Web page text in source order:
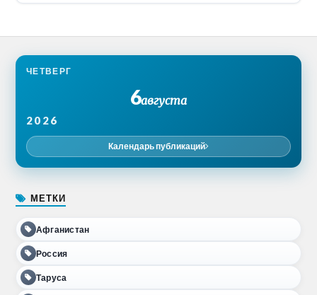
ЧЕТВЕРГ
6августа
2026
Календарь публикаций
МЕТКИ
Афганистан
Россия
Таруса